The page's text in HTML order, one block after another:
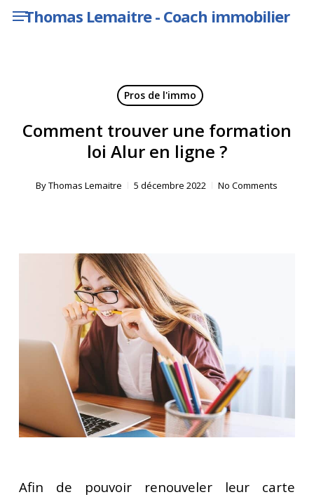
Skip Thomas Lemaitre - Coach immobilier
Menu
Pros de l'immo
Comment trouver une formation
loi Alur en ligne ?
ByThomas Lemaitre 5 décembre 2022 No Comments
Afin de pouvoir renouveler leur carte